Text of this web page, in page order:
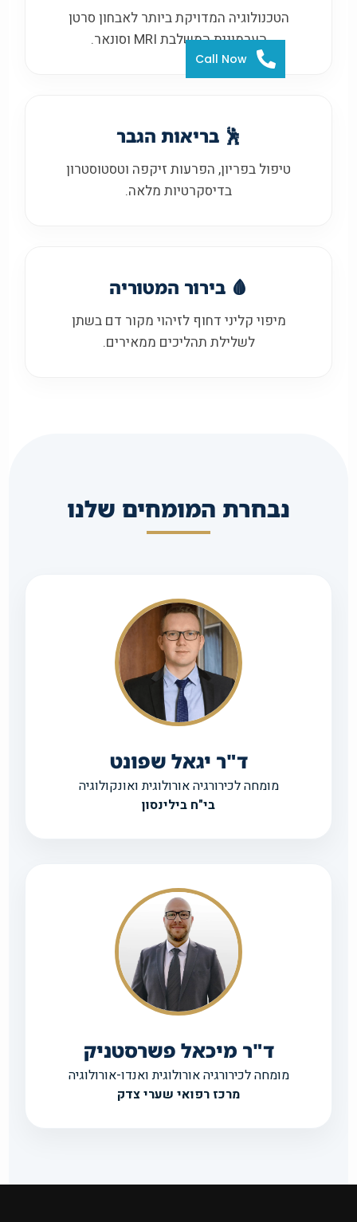
הטכנולוגיה המדויקת ביותר לאבחון סרטן
הערמונית המשלבת MRI וסונאר.
🕺 בריאות הגבר
טיפול בפריון, הפרעות זיקפה וטסטוסטרון
בדיסקרטיות מלאה.
🩸 בירור המטוריה
מיפוי קליני דחוף לזיהוי מקור דם בשתן
לשלילת תהליכים ממאירים.
נבחרת המומחים שלנו
ד"ר יגאל שפונט
מומחה לכירורגיה אורולוגית ואונקולוגיה
בי"ח בילינסון
ד"ר מיכאל פשרסטניק
מומחה לכירורגיה אורולוגית ואנדו-אורולוגיה
מרכז רפואי שערי צדק
Call Now